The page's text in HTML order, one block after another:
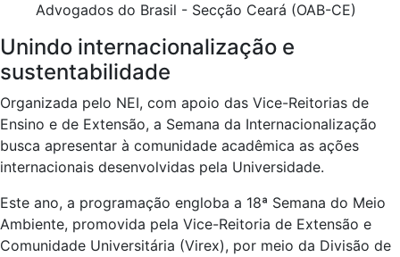
Advogados do Brasil - Secção Ceará (OAB-CE)
Unindo internacionalização e
sustentabilidade
Organizada pelo NEI, com apoio das Vice-Reitorias de
Ensino e de Extensão, a Semana da Internacionalização
busca apresentar à comunidade acadêmica as ações
internacionais desenvolvidas pela Universidade.
Este ano, a programação engloba a 18ª Semana do Meio
Ambiente, promovida pela Vice-Reitoria de Extensão e
Comunidade Universitária (Virex), por meio da Divisão de